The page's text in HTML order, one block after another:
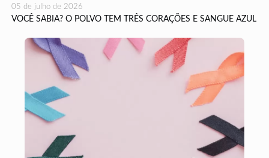
05 de julho de 2026
VOCÊ SABIA? O POLVO TEM TRÊS CORAÇÕES E SANGUE AZUL